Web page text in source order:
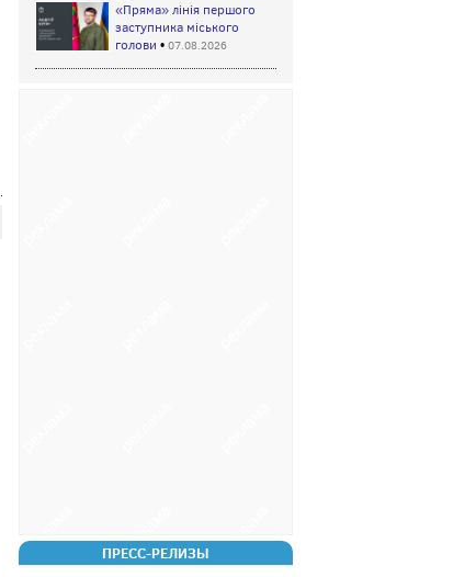
«Пряма» лінія першого
заступника міського
голови • 07.08.2026
ПРЕСС-РЕЛИЗЫ